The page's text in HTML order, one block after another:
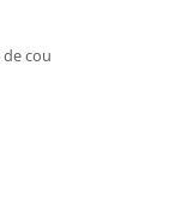
de cou